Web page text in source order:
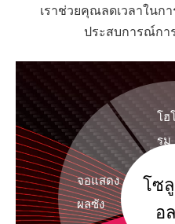
เราช่วยคุณลดเวลาในก
ประสบการณ์กา
โซ
อ
จอแสดง
ผลซัง
โฮ
รม